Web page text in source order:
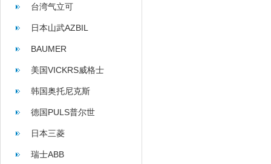
台湾气立可
日本山武AZBIL
BAUMER
美国VICKRS威格士
韩国奥托尼克斯
AUTONICS
德国PULS普尔世
日本三菱
瑞士ABB